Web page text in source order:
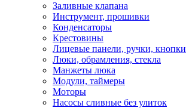
Заливные клапана
Инструмент, прошивки
Конденсаторы
Крестовины
Лицевые панели, ручки, кнопки
Люки, обрамления, стекла
Манжеты люка
Модули, таймеры
Моторы
Насосы сливные без улиток